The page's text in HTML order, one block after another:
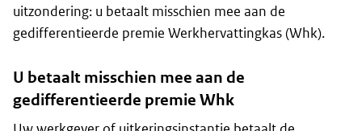
uitzondering: u betaalt misschien mee aan de
gedifferentieerde premie Werkhervattingkas (Whk).
U betaalt misschien mee aan de
gedifferentieerde premie Whk